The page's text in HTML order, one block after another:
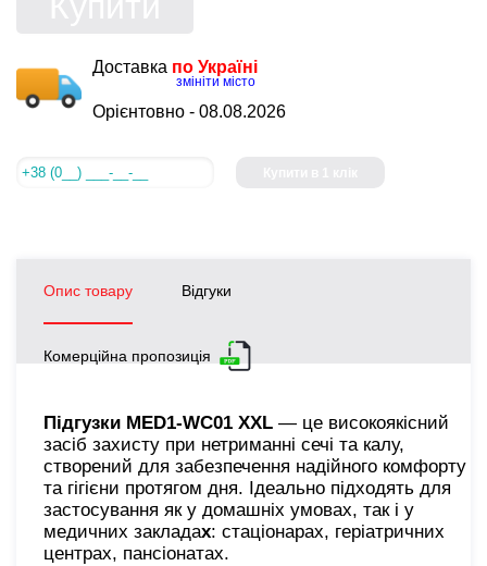
Доставка по Україні
змініти місто
Орієнтовно - 08.08.2026
Опис товару Відгуки
Комерційна пропозиція
Підгузки MED1-WC01 XХL — це високоякісний
засіб захисту при нетриманні сечі та калу,
створений для забезпечення надійного комфорту
та гігієни протягом дня. Ідеально підходять для
застосування як у домашніх умовах, так і у
медичних закладах: стаціонарах, геріатричних
центрах, пансіонатах.